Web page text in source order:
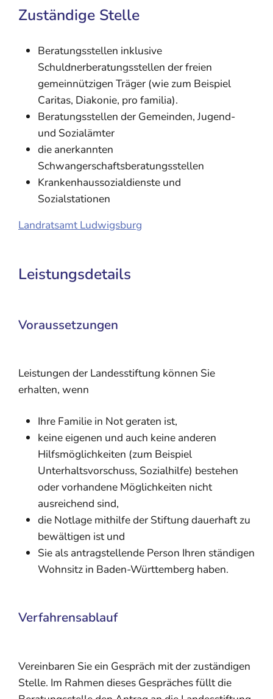
Zuständige Stelle
Beratungsstellen inklusive
Schuldnerberatungsstellen der freien
gemeinnützigen Träger (wie zum Beispiel
Caritas, Diakonie, pro familia).
Beratungsstellen der Gemeinden, Jugend-
und Sozialämter
die anerkannten
Schwangerschaftsberatungsstellen
Krankenhaussozialdienste und
Sozialstationen
Landratsamt Ludwigsburg
Leistungsdetails
Voraussetzungen
Leistungen der Landesstiftung können Sie
erhalten, wenn
Ihre Familie in Not geraten ist,
keine eigenen und auch keine anderen
Hilfsmöglichkeiten (zum Beispiel
Unterhaltsvorschuss, Sozialhilfe) bestehen
oder vorhandene Möglichkeiten nicht
ausreichend sind,
die Notlage mithilfe der Stiftung dauerhaft zu
bewältigen ist und
Sie als antragstellende Person Ihren ständigen
Wohnsitz in Baden-Württemberg haben.
Verfahrensablauf
Vereinbaren Sie ein Gespräch mit der zuständigen
Stelle. Im Rahmen dieses Gespräches füllt die